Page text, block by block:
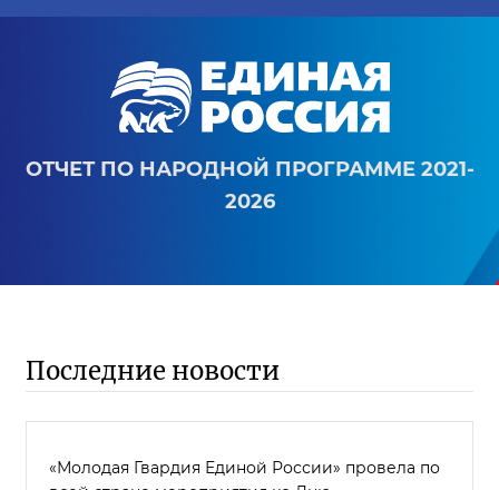
ОТЧЕТ ПО НАРОДНОЙ ПРОГРАММЕ 2021-
2026
Последние новости
«Молодая Гвардия Единой России» провела по